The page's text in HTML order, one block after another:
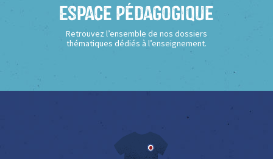
Espace Pédagogique
Retrouvez l’ensemble de nos dossiers
thématiques dédiés à l’enseignement.